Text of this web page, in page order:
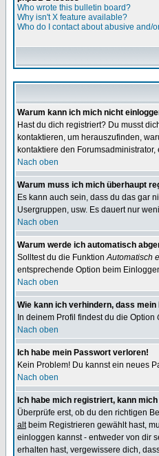
Who wrote this bulletin board?
Why isn't X feature available?
Who do I contact about abusive and/
Warum kann ich mich nicht
Hast du dich registriert? Du musst
kontaktieren, um herauszufinden,
kontaktiere den
Nach oben
Warum muss ich mich überhaupt
Es kann auch sein, dass du das gar
Usergruppen, usw. Es dauert nur
Nach oben
Warum werde ich automatisch
Solltest du die FunktionAutomatisch
entsprechende Option beim
Nach oben
Wie kann ich verhindern, dass
In deinem Profil findest du die Option
Nach oben
Ich habe mein Passwort verloren!
Kein Problem! Du kannst ein neues
Nach oben
Ich habe mich registriert, kann
Überprüfe erst, ob du den richtigen
altbeim Registrieren gewählt hast,
einloggen kannst - entweder von dir
erhalten hast, vergewissere dich,